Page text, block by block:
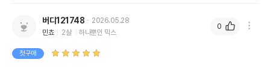
버디121748
2026.05.28
민쵸
2살 하나뿐인 믹스
첫구매
0